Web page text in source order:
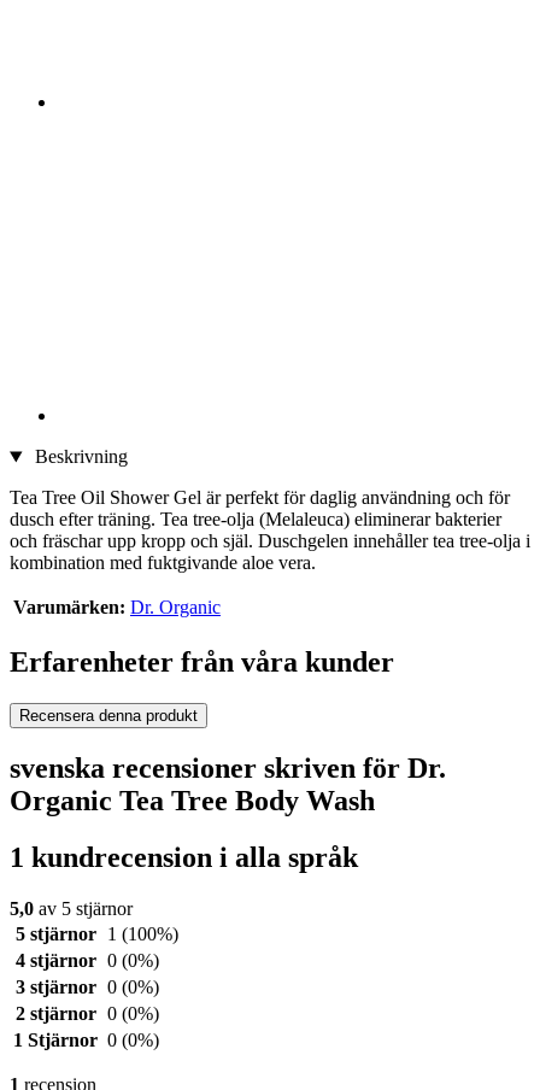
Beskrivning
Tea Tree Oil Shower Gel är perfekt för daglig användning och för
dusch efter träning. Tea tree-olja (Melaleuca) eliminerar bakterier
och fräschar upp kropp och själ. Duschgelen innehåller tea tree-olja i
kombination med fuktgivande aloe vera.
Varumärken: Dr. Organic
Erfarenheter från våra kunder
Recensera denna produkt
svenska recensioner skriven för Dr.
Organic Tea Tree Body Wash
1 kundrecension i alla språk
5,0 av 5 stjärnor
5 stjärnor
1 (100%)
4 stjärnor 0 (0%)
3 stjärnor 0 (0%)
2 stjärnor 0 (0%)
1 Stjärnor 0 (0%)
1 recension